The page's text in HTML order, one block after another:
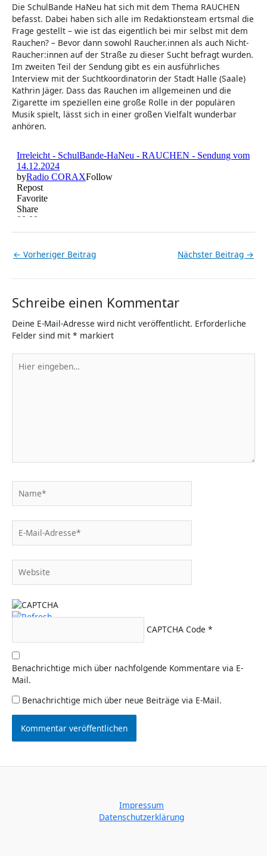
Die SchulBande HaNeu hat sich mit dem Thema RAUCHEN
befasst. Dabei haben sich alle im Redaktionsteam ertsmal die
Frage gestellt – wie ist das eigentlich bei mir selbst mit dem
Rauchen? – Bevor dann sowohl Raucher.innen als auch Nicht-
Raucher:innen auf der Straße zu dieser Sucht befragt wurden.
Im zweiten Teil der Sendung gibt es ein ausführliches
Interview mit der Suchtkoordinatorin der Stadt Halle (Saale)
Kathrin Jäger. Dass das Rauchen im allgemeinen und die
Zigarette im speziellen eine große Rolle in der populären
Musik spielt, lässt sich in einer großen Vielfalt wunderbar
anhören.
← Vorheriger Beitrag Nächster Beitrag →
Schreibe einen Kommentar
Deine E-Mail-Adresse wird nicht veröffentlicht. Erforderliche
Felder sind mit * markiert
eingeben…
Mail-
Adresse*
CAPTCHA Code *
Benachrichtige mich über nachfolgende Kommentare via E-
Mail.
Benachrichtige mich über neue Beiträge via E-Mail.
Impressum
Datenschutzerklärung